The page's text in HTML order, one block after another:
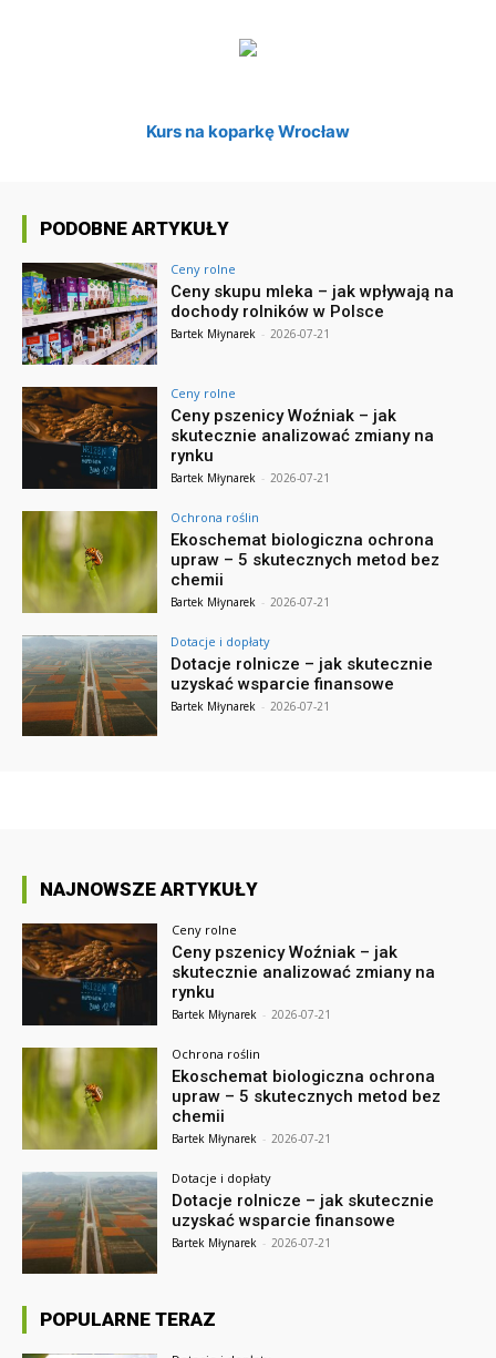
Kurs na koparkę Wrocław
PODOBNE ARTYKUŁY
Ceny rolne
Ceny skupu mleka – jak wpływają na
dochody rolników w Polsce
Bartek Młynarek - 2026-07-21
Ceny rolne
Ceny pszenicy Woźniak – jak
skutecznie analizować zmiany na
rynku
Bartek Młynarek - 2026-07-21
Ochrona roślin
Ekoschemat biologiczna ochrona
upraw – 5 skutecznych metod bez
chemii
Bartek Młynarek - 2026-07-21
Dotacje i dopłaty
Dotacje rolnicze – jak skutecznie
uzyskać wsparcie finansowe
Bartek Młynarek - 2026-07-21
NAJNOWSZE ARTYKUŁY
Ceny rolne
Ceny pszenicy Woźniak – jak
skutecznie analizować zmiany na
rynku
Bartek Młynarek - 2026-07-21
Ochrona roślin
Ekoschemat biologiczna ochrona
upraw – 5 skutecznych metod bez
chemii
Bartek Młynarek - 2026-07-21
Dotacje i dopłaty
Dotacje rolnicze – jak skutecznie
uzyskać wsparcie finansowe
Bartek Młynarek - 2026-07-21
POPULARNE TERAZ